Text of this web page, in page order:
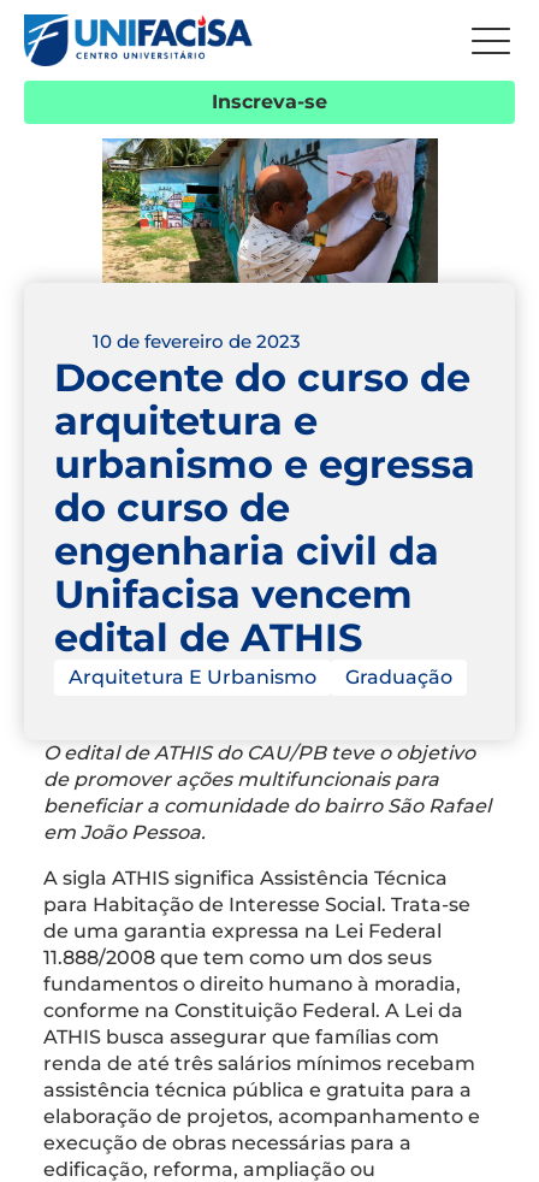
Inscreva-se
10 de fevereiro de 2023
Docente do curso de
arquitetura e
urbanismo e egressa
do curso de
engenharia civil da
Unifacisa vencem
edital de ATHIS
Arquitetura E Urbanismo Graduação
O edital de ATHIS do CAU/PB teve o objetivo
de promover ações multifuncionais para
beneficiar a comunidade do bairro São Rafael
em João Pessoa.
A sigla ATHIS significa Assistência Técnica
para Habitação de Interesse Social. Trata-se
de uma garantia expressa na Lei Federal
11.888/2008 que tem como um dos seus
fundamentos o direito humano à moradia,
conforme na Constituição Federal. A Lei da
ATHIS busca assegurar que famílias com
renda de até três salários mínimos recebam
assistência técnica pública e gratuita para a
elaboração de projetos, acompanhamento e
execução de obras necessárias para a
edificação, reforma, ampliação ou